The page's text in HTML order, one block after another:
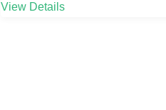
View Details